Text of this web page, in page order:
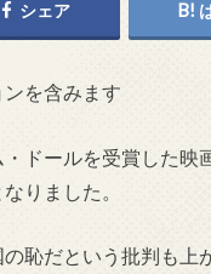
シェア
を含みます
ドールを受賞した
りました。
恥だという批判も上